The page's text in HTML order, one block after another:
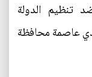
تنظيم الدولة
عاصمة محافظة